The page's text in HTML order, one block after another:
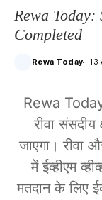
Rewa Today:
Completed
Rewa Today 13
Rewa
रीवा
जाएगा। रीवा
में ईव्हीएम
मतदान के लिए